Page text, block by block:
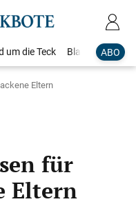
ABO
um die Teck Blaulicht
Eltern
für
Eltern